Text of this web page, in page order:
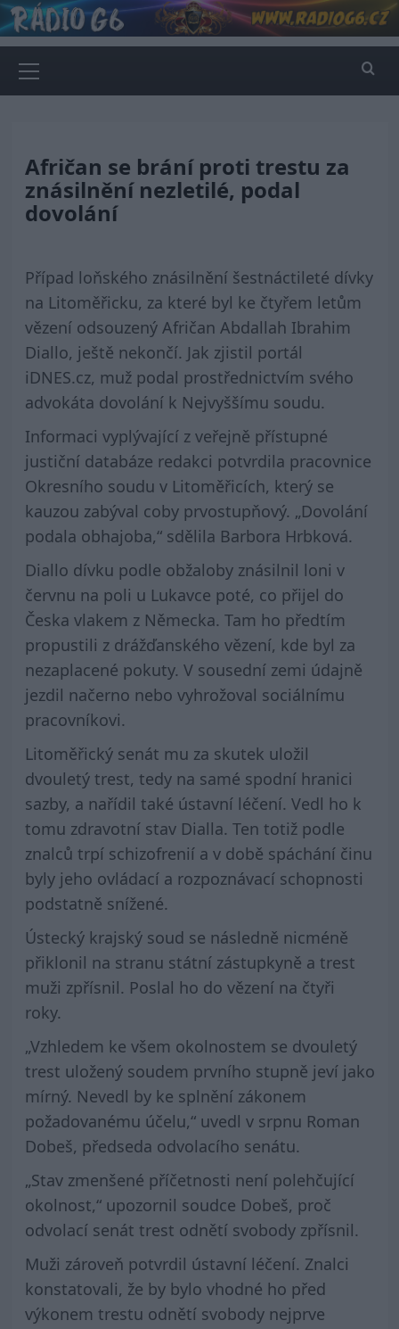
Skip
to
content
Menu
Afričan se brání proti trestu za
znásilnění nezletilé, podal
dovolání
Případ loňského znásilnění šestnáctileté dívky
na Litoměřicku, za které byl ke čtyřem letům
vězení odsouzený Afričan Abdallah Ibrahim
Diallo, ještě nekončí. Jak zjistil portál
iDNES.cz, muž podal prostřednictvím svého
advokáta dovolání k Nejvyššímu soudu.
Informaci vyplývající z veřejně přístupné
justiční databáze redakci potvrdila pracovnice
Okresního soudu v Litoměřicích, který se
kauzou zabýval coby prvostupňový. „Dovolání
podala obhajoba,“ sdělila Barbora Hrbková.
Diallo dívku podle obžaloby znásilnil loni v
červnu na poli u Lukavce poté, co přijel do
Česka vlakem z Německa. Tam ho předtím
propustili z drážďanského vězení, kde byl za
nezaplacené pokuty. V sousední zemi údajně
jezdil načerno nebo vyhrožoval sociálnímu
pracovníkovi.
Litoměřický senát mu za skutek uložil
dvouletý trest, tedy na samé spodní hranici
sazby, a nařídil také ústavní léčení. Vedl ho k
tomu zdravotní stav Dialla. Ten totiž podle
znalců trpí schizofrenií a v době spáchání činu
byly jeho ovládací a rozpoznávací schopnosti
podstatně snížené.
Ústecký krajský soud se následně nicméně
přiklonil na stranu státní zástupkyně a trest
muži zpřísnil. Poslal ho do vězení na čtyři
roky.
„Vzhledem ke všem okolnostem se dvouletý
trest uložený soudem prvního stupně jeví jako
mírný. Nevedl by ke splnění zákonem
požadovanému účelu,“ uvedl v srpnu Roman
Dobeš, předseda odvolacího senátu.
„Stav zmenšené příčetnosti není polehčující
okolnost,“ upozornil soudce Dobeš, proč
odvolací senát trest odnětí svobody zpřísnil.
Muži zároveň potvrdil ústavní léčení. Znalci
konstatovali, že by bylo vhodné ho před
výkonem trestu odnětí svobody nejprve